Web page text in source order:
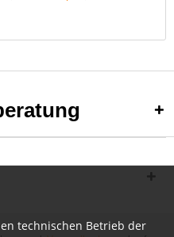
technischen Betrieb der